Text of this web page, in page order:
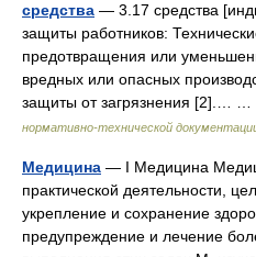
средства — 3.17 средства
защиты работников:
предотвращения или
вредных или опасных
защиты от загрязнения [2].… …
нормативно-технической
Медицина — I Медицина
практической деятельности,
укрепление и сохранение
предупреждение и лечение